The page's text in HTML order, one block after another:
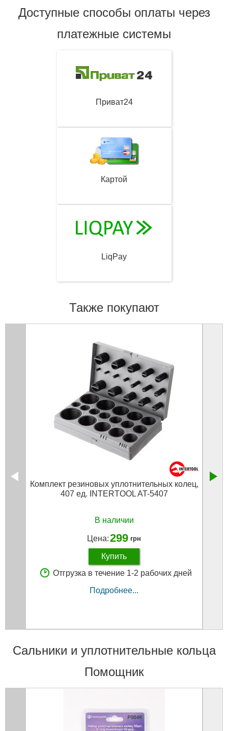
Доступные способы оплаты через
платежные системы
Приват24
Картой
LiqPay
Также покупают
Комплект резиновых уплотнительных колец,
407 ед. INTERTOOL AT-5407
В наличии
Цена:299 грн
Купить
Отгрузка в течение 1-2 рабочих дней
Подробнее...
Сальники и уплотнительные кольца
Помощник